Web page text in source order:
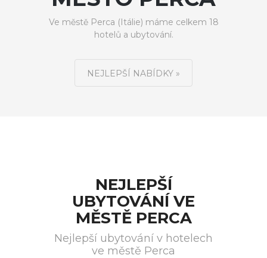
Ve městě Perca (Itálie) máme celkem 18
hotelů a ubytování.
NEJLEPŠÍ NABÍDKY »
NEJLEPŠÍ
UBYTOVÁNÍ VE
MĚSTĚ PERCA
Nejlepší ubytování v hotelech
ve městě Perca